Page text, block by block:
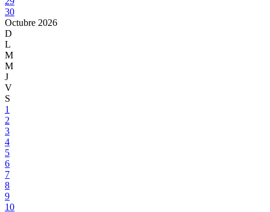
30
Octubre 2026
D
L
M
M
J
V
S
1
2
3
4
5
6
7
8
9
10